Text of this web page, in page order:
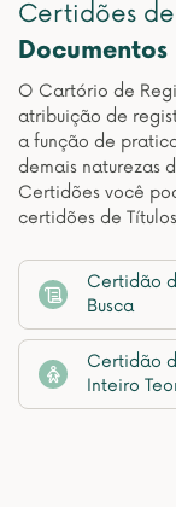
Certidões de
Documentos
O Cartório de
atribuição de
a função de
demais naturezas
Certidões você
certidões de
Certidão
Busca
Certidão
Inteiro